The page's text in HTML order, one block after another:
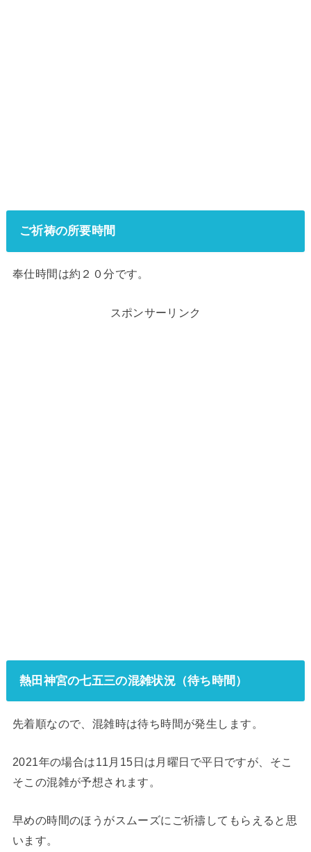
ご祈祷の所要時間
奉仕時間は約２０分です。
スポンサーリンク
熱田神宮の七五三の混雑状況（待ち時間）
先着順なので、混雑時は待ち時間が発生します。
2021年の場合は11月15日は月曜日で平日ですが、そこ
そこの混雑が予想されます。
早めの時間のほうがスムーズにご祈禱してもらえると思
います。